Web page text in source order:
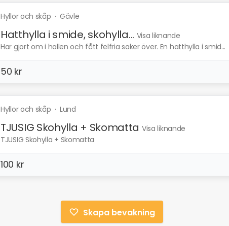
Hyllor och skåp · Gävle
Hatthylla i smide, skohylla... Visa liknande
Har gjort om i hallen och fått felfria saker över. En hatthylla i smid...
50 kr
Hyllor och skåp · Lund
TJUSIG Skohylla + Skomatta Visa liknande
TJUSIG Skohylla + Skomatta
100 kr
Skapa bevakning